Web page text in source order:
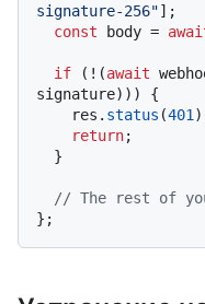
signature-256"];
const body =
if (!(await
signature))) {
    res.
status (401
return;
// The rest of